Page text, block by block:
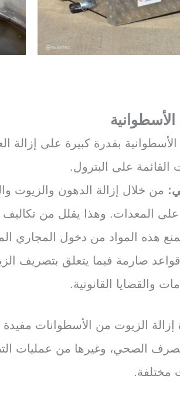
الأسطوانية بقدرة كبيرة على
القائمة على البترول.
من خلال إزالة الدهون والزيوت
المعدات. وهذا يقلل من تكاليف
صارمة فيما يتعلق بتصريف
والقضايا القانونية.
إزالة الزيوت من الأسطوانات
الصرف الصحي، وغيرها من عمليات
مختلفة.